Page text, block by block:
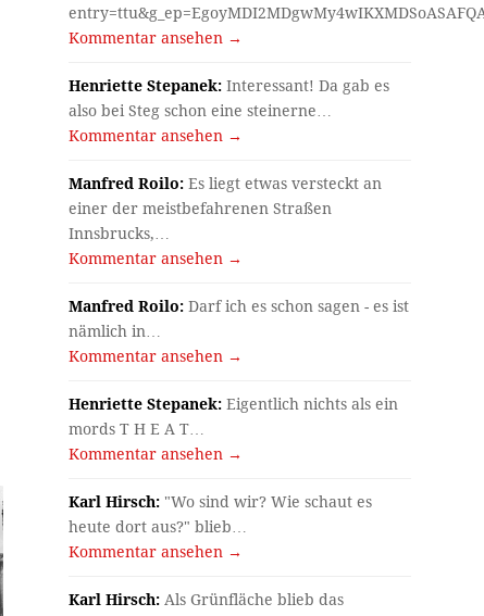
Kommentar ansehen →
Henriette Stepanek: Interessant! Da gab es
also bei Steg schon eine steinerne…
Kommentar ansehen →
Manfred Roilo: Es liegt etwas versteckt an
einer der meistbefahrenen Straßen
Innsbrucks,…
Kommentar ansehen →
Manfred Roilo: Darf ich es schon sagen - es ist
nämlich in…
Kommentar ansehen →
Henriette Stepanek: Eigentlich nichts als ein
mords T H E A T…
Kommentar ansehen →
Karl Hirsch: "Wo sind wir? Wie schaut es
heute dort aus?" blieb…
Kommentar ansehen →
Karl Hirsch: Als Grünfläche blieb das